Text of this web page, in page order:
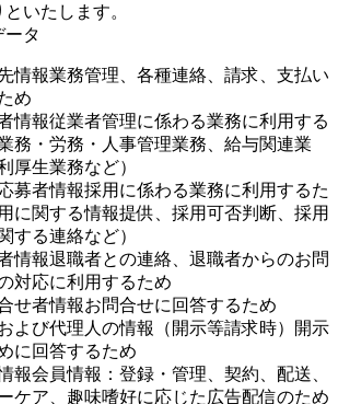
いたします。
タ
情報業務管理、各種連絡、請求、支払い
め
情報従業者管理に係わる業務に利用する
務・労務・人事管理業務、給与関連業
厚生業務など）
募者情報採用に係わる業務に利用するた
に関する情報提供、採用可否判断、採用
する連絡など）
情報退職者との連絡、退職者からのお問
対応に利用するため
せ者情報お問合せに回答するため
よび代理人の情報（開示等請求時）
開示
に回答するため
報会員情報：登録・管理、契約、配送、
ケア、趣味嗜好に応じた広告配信のため